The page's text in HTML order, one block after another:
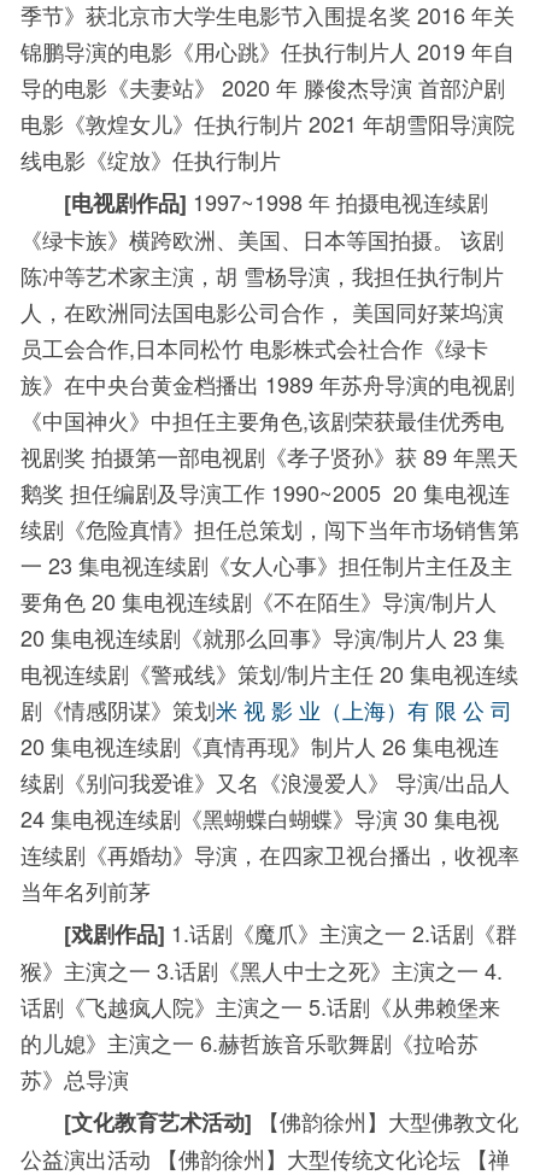
季节》获北京市大学生电影节入围提名奖 2016年关
锦鹏导演的电影《用心跳》任执行制片人 2019 年自
导的电影《夫妻站》 2020 年 滕俊杰导演 首部沪剧
电影《敦煌女儿》任执行制片2021 年胡雪阳导演院
线电影《绽放》任执行制片
[电视剧作品] 1997~1998年 拍摄电视连续剧
《绿卡族》横跨欧洲、美国、日本等国拍摄。 该剧
陈冲等艺术家主演，胡 雪杨导演，我担任执行制片
人，在欧洲同法国电影公司合作， 美国同好莱坞演
员工会合作,日本同松竹 电影株式会社合作《绿卡
族》在中央台黄金档播出 1989 年苏舟导演的电视剧
《中国神火》中担任主要角色,该剧荣获最佳优秀电
视剧奖 拍摄第一部电视剧《孝子贤孙》获89 年黑天
鹅奖 担任编剧及导演工作 1990~2005 20 集电视连
续剧《危险真情》担任总策划，闯下当年市场销售第
一 23 集电视连续剧《女人心事》担任制片主任及主
要角色20 集电视连续剧《不在陌生》导演/制片人
20 集电视连续剧《就那么回事》导演/制片人 23 集
电视连续剧《警戒线》策划/制片主任20 集电视连续
剧《情感阴谋》策划米 视 影 业（上海）有 限 公 司
20 集电视连续剧《真情再现》制片人 26集电视连
续剧《别问我爱谁》又名《浪漫爱人》 导演/出品人
24集电视连续剧《黑蝴蝶白蝴蝶》导演 30 集电视
连续剧《再婚劫》导演，在四家卫视台播出，收视率
当年名列前茅
[戏剧作品] 1.话剧《魔爪》主演之一 2.话剧《群
猴》主演之一 3.话剧《黑人中士之死》主演之一 4.
话剧《飞越疯人院》主演之一 5.话剧《从弗赖堡来
的儿媳》主演之一 6.赫哲族音乐歌舞剧《拉哈苏
苏》总导演
[文化教育艺术活动]
【佛韵徐州】大型佛教文化
公益演出活动
【佛韵徐州】大型传统文化论坛
【禅